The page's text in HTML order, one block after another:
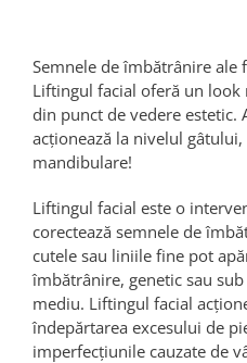
Semnele de îmbătrânire ale
Liftingul facial oferă un
din punct de vedere estetic.
acționează la nivelul
mandibulare!
Liftingul facial este o
corectează semnele de
cutele sau liniile fine pot
îmbătrânire, genetic sau
mediu. Liftingul facial
îndepărtarea excesului de
imperfecţiunile cauzate de